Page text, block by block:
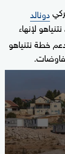
دونالد
لإنهاء
خطة نتنياهو
of
12
minutes,
54
seconds